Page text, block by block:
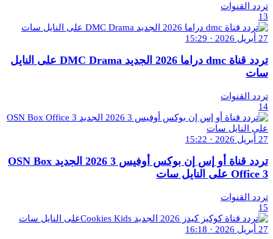
تردد القنوات
13
27 أبريل 2026 · 15:29
تردد قناة dmc دراما 2026 الجديد DMC Drama على النايل
سات
تردد القنوات
14
27 أبريل 2026 · 15:22
تردد قناة أو إس إن بوكس أوفيس 3 2026 الجديد OSN Box
Office 3 على النايل سات
تردد القنوات
15
27 أبريل 2026 · 16:18